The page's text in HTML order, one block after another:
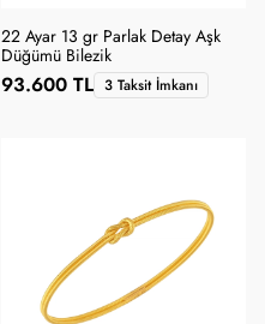
22 Ayar 13 gr Parlak Detay Aşk
Düğümü Bilezik
93.600 TL 3 Taksit İmkanı